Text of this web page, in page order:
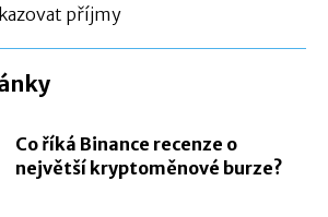
příjmy
Co říká Binance recenze o
největší kryptoměnové burze?